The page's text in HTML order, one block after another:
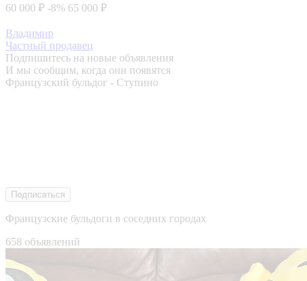
60 000 ₽ -8% 65 000 ₽
Владимир
Частный продавец
Подпишитесь на новые объявления
И мы сообщим, когда они появятся
Французский бульдог - Ступино
Подписаться
Французские бульдоги в соседних городах
658 объявлений